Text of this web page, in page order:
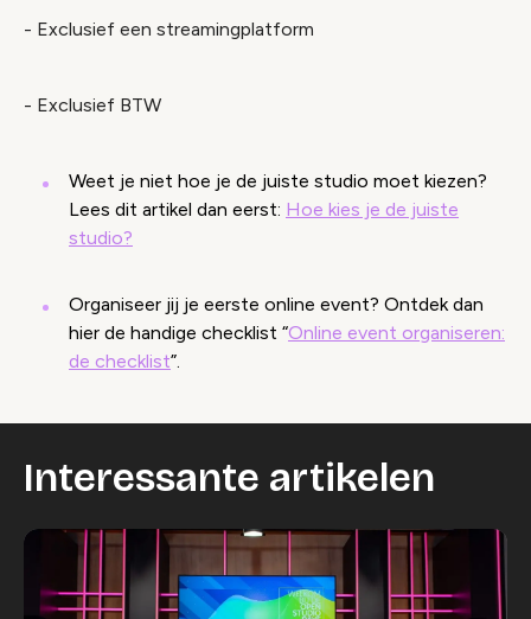
- Exclusief een streamingplatform
- Exclusief BTW
Weet je niet hoe je de juiste studio moet kiezen?
Lees dit artikel dan eerst: Hoe kies je de juiste
studio?
Organiseer jij je eerste online event? Ontdek dan
hier de handige checklist “Online event organiseren:
de checklist”.
Interessante artikelen